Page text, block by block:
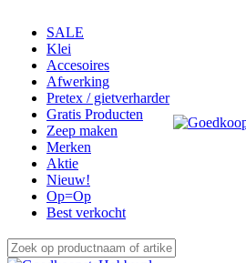
SALE
Klei
Accesoires
Afwerking
Pretex / gietverharder
Gratis Producten
Zeep maken
Merken
Aktie
Nieuw!
Op=Op
Best verkocht